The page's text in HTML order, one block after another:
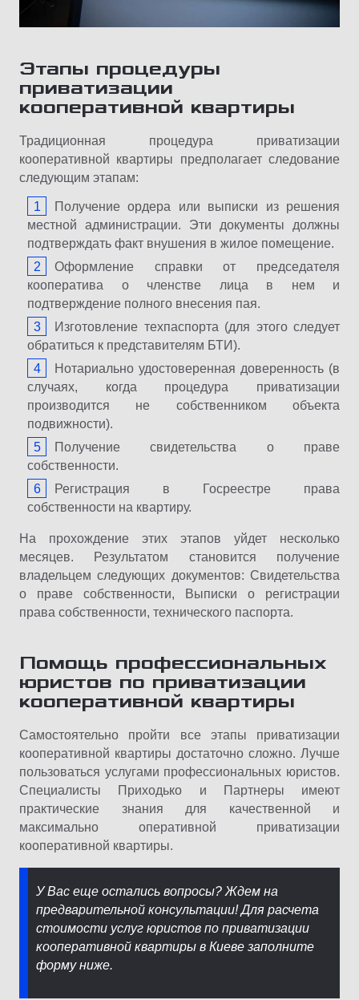
Этапы процедуры
приватизации
кооперативной квартиры
Традиционная процедура приватизации
кооперативной квартиры предполагает следование
следующим этапам:
Получение ордера или выписки из решения
местной администрации. Эти документы должны
подтверждать факт внушения в жилое помещение.
Оформление справки от председателя
кооператива о членстве лица в нем и
подтверждение полного внесения пая.
Изготовление техпаспорта (для этого следует
обратиться к представителям БТИ).
Нотариально удостоверенная доверенность (в
случаях, когда процедура приватизации
производится не собственником объекта
подвижности).
Получение свидетельства о праве
собственности.
Регистрация в Госреестре права
собственности на квартиру.
На прохождение этих этапов уйдет несколько
месяцев. Результатом становится получение
владельцем следующих документов: Свидетельства
о праве собственности, Выписки о регистрации
права собственности, технического паспорта.
Помощь профессиональных
юристов по приватизации
кооперативной квартиры
Самостоятельно пройти все этапы приватизации
кооперативной квартиры достаточно сложно. Лучше
пользоваться услугами профессиональных юристов.
Специалисты Приходько и Партнеры имеют
практические знания для качественной и
максимально оперативной приватизации
кооперативной квартиры.
У Вас еще остались вопросы? Ждем на
предварительной консультации! Для расчета
стоимости услуг юристов по приватизации
кооперативной квартиры в Киеве заполните
форму ниже.